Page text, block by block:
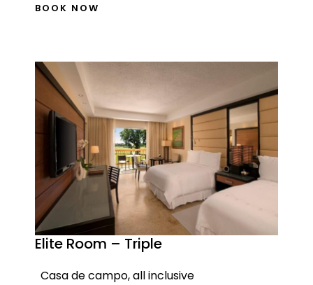
BOOK NOW
Elite Room – Triple
Casa de campo, all inclusive